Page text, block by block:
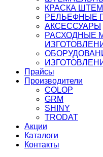
КРАСКА
РЕЛЬЕФНЫЕ
АКСЕССУАРЫ
РАСХОДНЫЕ
Прайсы
Производители
COLOP
GRM
SHINY
TRODAT
Акции
Каталоги
Контакты